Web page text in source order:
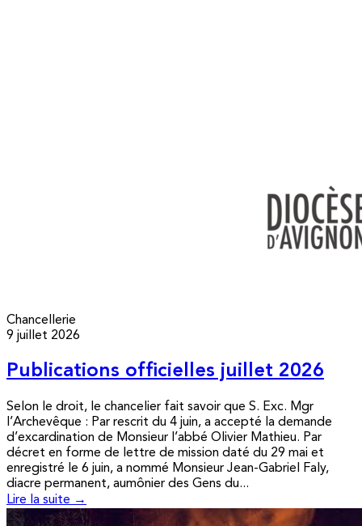
Chancellerie
9 juillet 2026
Publications officielles juillet 2026
Selon le droit, le chancelier fait savoir que S. Exc. Mgr
l’Archevêque : Par rescrit du 4 juin, a accepté la demande
d’excardination de Monsieur l’abbé Olivier Mathieu. Par
décret en forme de lettre de mission daté du 29 mai et
enregistré le 6 juin, a nommé Monsieur Jean-Gabriel Faly,
diacre permanent, aumônier des Gens du...
Lire la suite →